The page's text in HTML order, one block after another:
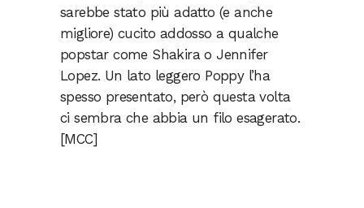
sarebbe stato più adatto (e anche
migliore) cucito addosso a qualche
popstar come Shakira o Jennifer
Lopez. Un lato leggero Poppy l’ha
spesso presentato, però questa volta
ci sembra che abbia un filo esagerato.
[MCC]